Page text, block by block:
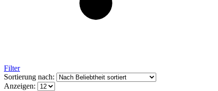
Filter
Sortierung nach:
Anzeigen: